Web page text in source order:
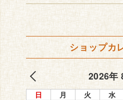
ショップカ
2026年
日 月 火 水